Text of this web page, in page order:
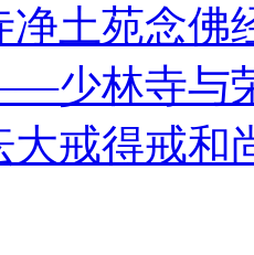
净土苑念佛
少林寺与
大戒得戒和